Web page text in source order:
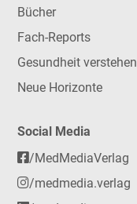
Bücher
Fach-Reports
Gesundheit verstehen
Neue Horizonte
Social Media
/MedMediaVerlag
/medmedia.verlag